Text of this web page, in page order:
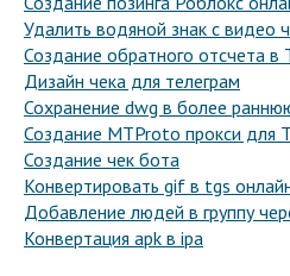
Удалить водяной знак с видео
Создание обратного отсчета в
Дизайн чека для телеграм
Сохранение dwg в более
Создание MTProto прокси для
Создание чек бота
Конвертировать gif в tgs
Добавление людей в группу
Конвертация apk в ipa